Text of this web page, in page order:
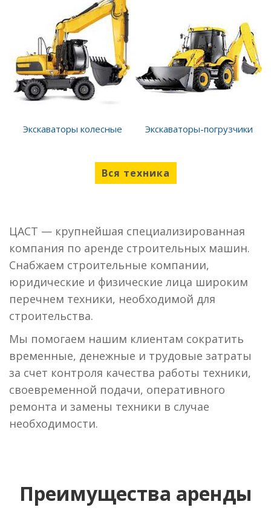
Экскаваторы колесные Экскаваторы-погрузчики
Вся техника
ЦАСТ — крупнейшая специализированная
компания по аренде строительных машин.
Снабжаем строительные компании,
юридические и физические лица широким
перечнем техники, необходимой для
строительства.
Мы помогаем нашим клиентам сократить
временные, денежные и трудовые затраты
за счет контроля качества работы техники,
своевременной подачи, оперативного
ремонта и замены техники в случае
необходимости.
Преимущества аренды